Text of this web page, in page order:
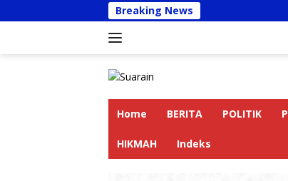
ke
Breaking News
Home BERITA POLITIK
HIKMAH Indeks